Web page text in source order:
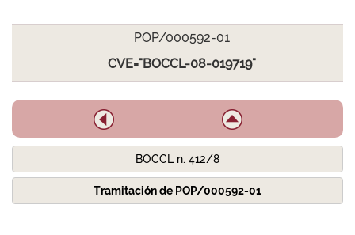
POP/000592-01
CVE="BOCCL-08-019719"
BOCCL n. 412/8
Tramitación de POP/000592-01